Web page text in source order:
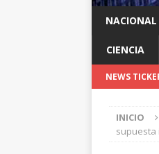
NACIONAL
CIENCIA
NEWS
INICIO
supuesta